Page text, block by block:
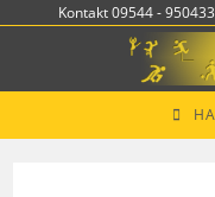
Kontakt 09544 -